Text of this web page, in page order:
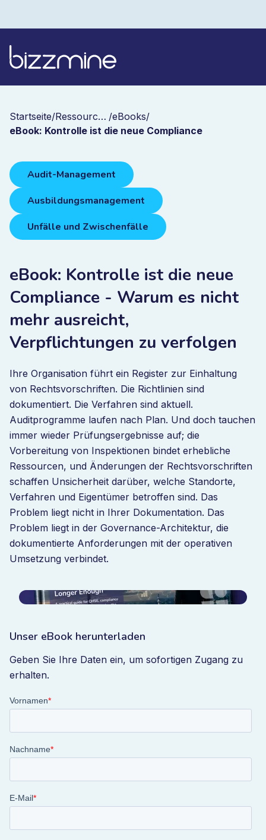
Startseite/ Ressourcen /eBooks/
eBook: Kontrolle ist die neue Compliance
Audit-Management
Ausbildungsmanagement
Unfälle und Zwischenfälle
eBook: Kontrolle ist die neue
Compliance - Warum es nicht
mehr ausreicht,
Verpflichtungen zu verfolgen
Ihre Organisation führt ein Register zur Einhaltung
von Rechtsvorschriften. Die Richtlinien sind
dokumentiert. Die Verfahren sind aktuell.
Auditprogramme laufen nach Plan. Und doch tauchen
immer wieder Prüfungsergebnisse auf; die
Vorbereitung von Inspektionen bindet erhebliche
Ressourcen, und Änderungen der Rechtsvorschriften
schaffen Unsicherheit darüber, welche Standorte,
Verfahren und Eigentümer betroffen sind. Das
Problem liegt nicht in Ihrer Dokumentation. Das
Problem liegt in der Governance-Architektur, die
dokumentierte Anforderungen mit der operativen
Umsetzung verbindet.
Unser eBook herunterladen
Geben Sie Ihre Daten ein, um sofortigen Zugang zu
erhalten.